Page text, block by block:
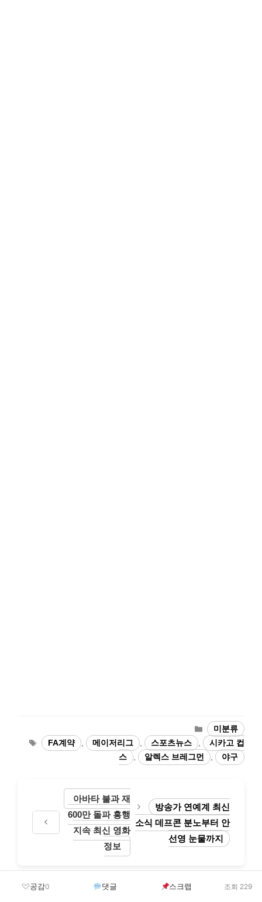
카
테
고
리
미분류
태
그
FA계약 , 메이저리그 , 스포츠뉴스 ,
시카고 컵
스
, 알렉스 브레그먼 , 야구
아바타 불과 재
600만 돌파 흥행
지속 최신 영화
정보
방송가 연예계 최신
소식 데프콘 분노부터 안
선영 눈물까지
공감0 댓글 스크랩 조회 229